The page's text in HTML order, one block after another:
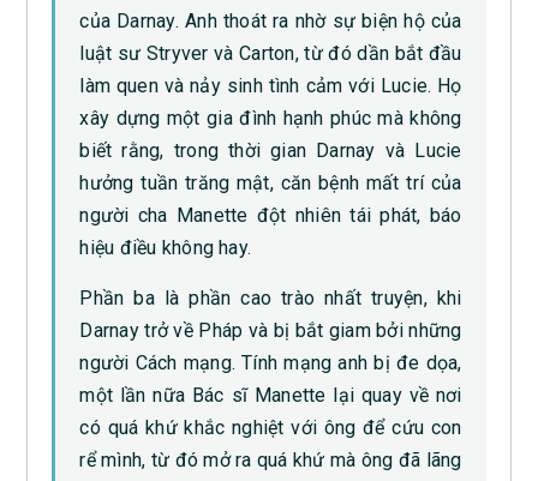
của Darnay. Anh thoát ra nhờ sự biện hộ của
luật sư Stryver và Carton, từ đó dần bắt đầu
làm quen và nảy sinh tình cảm với Lucie. Họ
xây dựng một gia đình hạnh phúc mà không
biết rằng, trong thời gian Darnay và Lucie
hưởng tuần trăng mật, căn bệnh mất trí của
người cha Manette đột nhiên tái phát, báo
hiệu điều không hay.
Phần ba là phần cao trào nhất truyện, khi
Darnay trở về Pháp và bị bắt giam bởi những
người Cách mạng. Tính mạng anh bị đe dọa,
một lần nữa Bác sĩ Manette lại quay về nơi
có quá khứ khắc nghiệt với ông để cứu con
rể mình, từ đó mở ra quá khứ mà ông đã lãng